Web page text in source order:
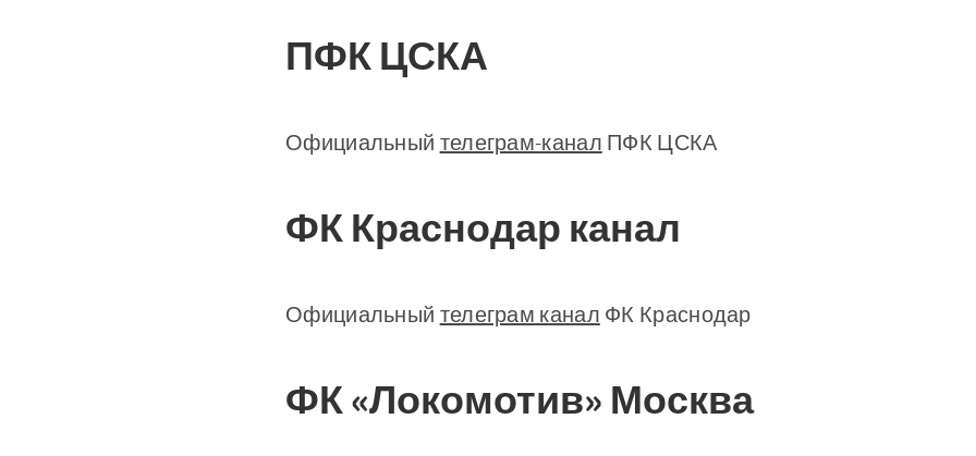
ПФК ЦСКА
Официальный телеграм-канал ПФК ЦСКА
ФК Краснодар канал
Официальный телеграм канал ФК Краснодар
ФК «Локомотив» Москва